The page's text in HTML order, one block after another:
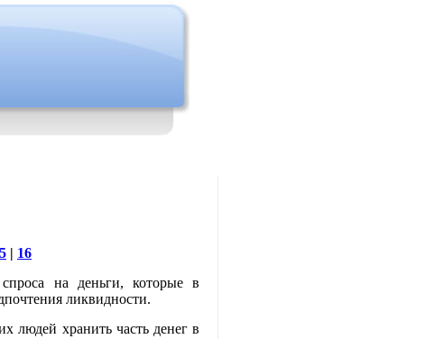
| 16
на деньги, которые в
ликвидности.
людей хранить часть денег в